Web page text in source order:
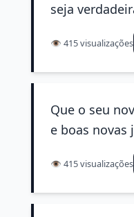
seja
👁️ 415 visualizações
Que o seu
e boas novas
👁️ 415 visualizações